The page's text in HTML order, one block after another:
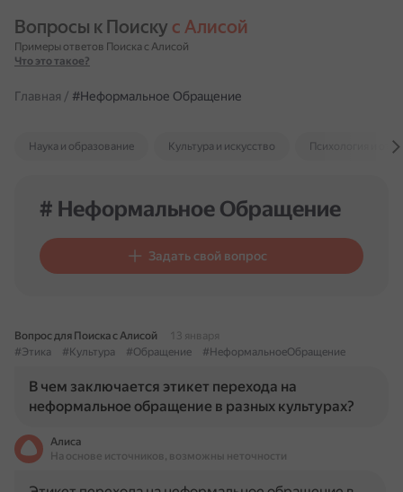
Вопросы к Поиску с Алисой
Примеры ответов Поиска с Алисой
Что это такое?
Главная / #Неформальное Обращение
Наука и образование Культура и искусство Психология и
# Неформальное Обращение
Задать свой вопрос
Вопрос для Поиска с Алисой
13 января
#Этика
#Культура #Обращение #НеформальноеОбращение
В чем заключается этикет перехода на
неформальное обращение в разных культурах?
Алиса
На основе источников, возможны неточности